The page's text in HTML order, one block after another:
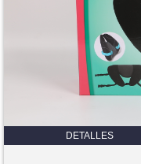
DETALLES